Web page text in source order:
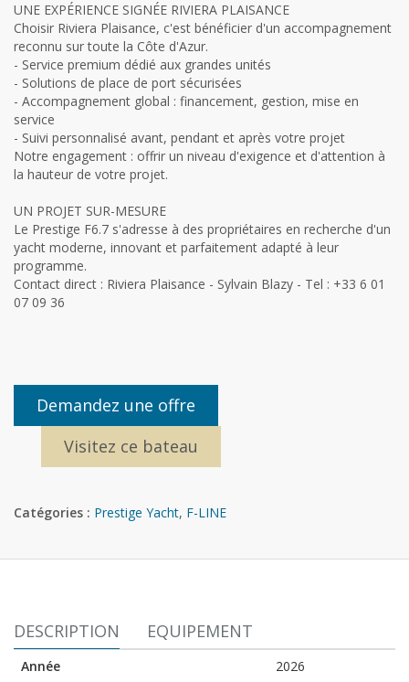
UNE EXPÉRIENCE SIGNÉE RIVIERA PLAISANCE
Choisir Riviera Plaisance, c'est bénéficier d'un accompagnement
reconnu sur toute la Côte d'Azur.
- Service premium dédié aux grandes unités
- Solutions de place de port sécurisées
- Accompagnement global : financement, gestion, mise en
service
- Suivi personnalisé avant, pendant et après votre projet
Notre engagement : offrir un niveau d'exigence et d'attention à
la hauteur de votre projet.
UN PROJET SUR-MESURE
Le Prestige F6.7 s'adresse à des propriétaires en recherche d'un
yacht moderne, innovant et parfaitement adapté à leur
programme.
Contact direct : Riviera Plaisance - Sylvain Blazy - Tel : +33 6 01
07 09 36
Demandez une offre
Visitez ce bateau
Catégories : Prestige Yacht, F-LINE
DESCRIPTION EQUIPEMENT
Année
2026